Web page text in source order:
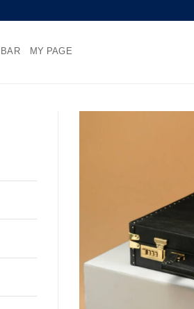
BAR MY PAGE